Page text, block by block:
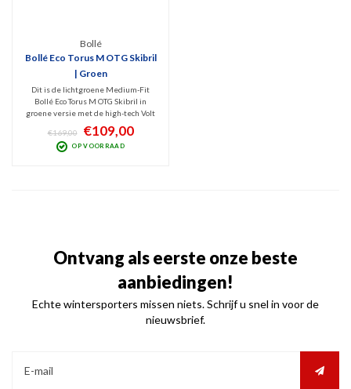
Bollé
Bollé Eco Torus M OTG Skibril
| Groen
Dit is de lichtgroene Medium-Fit
Bollé Eco Torus M OTG Skibril in
groene versie met de high-tech Volt
lenstechniek. De cat. 3 lens
beschermt tegen UV / IR en geeft
optimaal zicht bij licht zonnig tot
€169,00 €109,00
OP VOORRAAD
Ontvang als eerste onze beste
aanbiedingen!
Echte wintersporters missen niets. Schrijf u snel in voor de
nieuwsbrief.